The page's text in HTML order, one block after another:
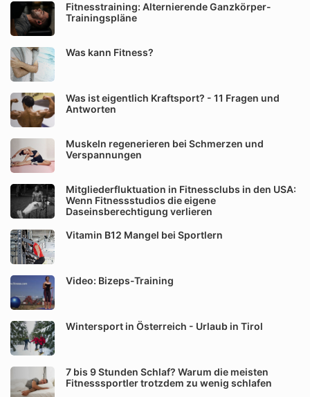
Fitnesstraining: Alternierende Ganzkörper-
Trainingspläne
Was kann Fitness?
Was ist eigentlich Kraftsport? - 11 Fragen und
Antworten
Muskeln regenerieren bei Schmerzen und
Verspannungen
Mitgliederfluktuation in Fitnessclubs in den USA:
Wenn Fitnessstudios die eigene
Daseinsberechtigung verlieren
Vitamin B12 Mangel bei Sportlern
Video: Bizeps-Training
Wintersport in Österreich - Urlaub in Tirol
7 bis 9 Stunden Schlaf? Warum die meisten
Fitnesssportler trotzdem zu wenig schlafen